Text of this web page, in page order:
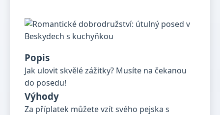
Popis
Jak ulovit skvělé zážitky? Musíte na čekanou
do posedu!
Výhody
Za příplatek můžete vzít svého pejska s